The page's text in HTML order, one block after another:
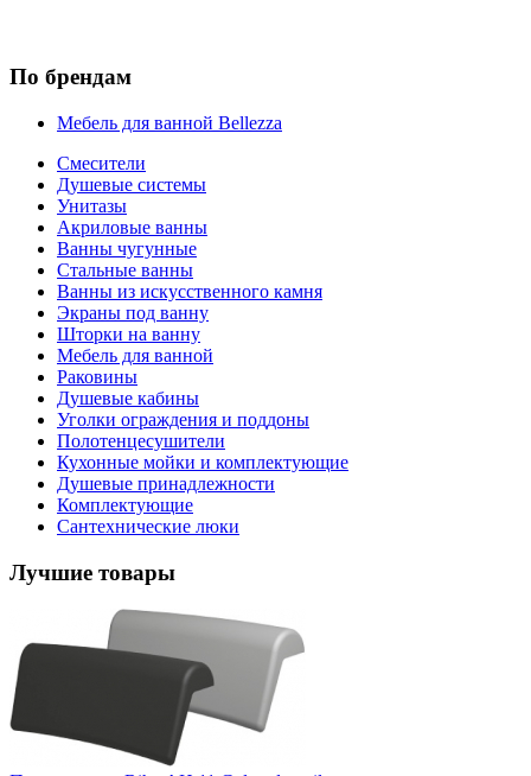
По брендам
Мебель для ванной Bellezza
Смесители
Душевые системы
Унитазы
Акриловые ванны
Ванны чугунные
Стальные ванны
Ванны из искусственного камня
Экраны под ванну
Шторки на ванну
Мебель для ванной
Раковины
Душевые кабины
Уголки ограждения и поддоны
Полотенцесушители
Кухонные мойки и комплектующие
Душевые принадлежности
Комплектующие
Сантехнические люки
Лучшие товары